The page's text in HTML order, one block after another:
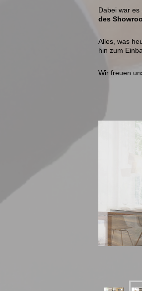
Dabei war
des
Alles, was
hin zum
Wir freuen